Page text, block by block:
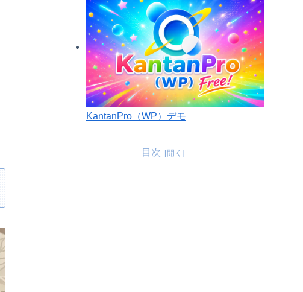
KantanPro（WP）デモ
目次